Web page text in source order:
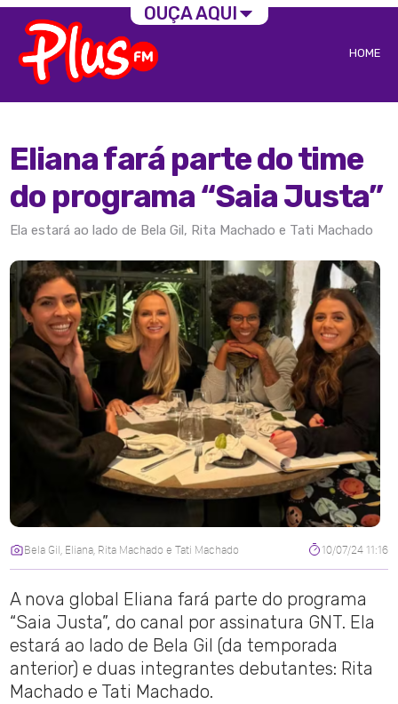
HOME
Eliana fará parte do time
do programa “Saia Justa”
Ela estará ao lado de Bela Gil, Rita Machado e Tati Machado
Bela Gil, Eliana, Rita Machado e Tati Machado 10/07/24 11:16
A nova global Eliana fará parte do programa
“Saia Justa”, do canal por assinatura GNT. Ela
estará ao lado de Bela Gil (da temporada
anterior) e duas integrantes debutantes: Rita
Machado e Tati Machado.
OUÇA AQUI